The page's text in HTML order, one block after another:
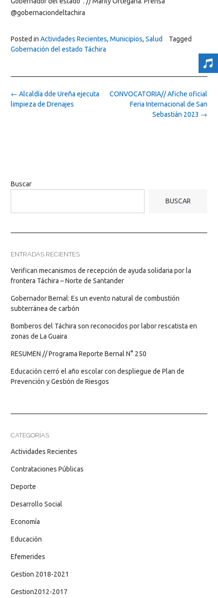
@gobernaciondeltachira
Posted in Actividades Recientes, Municipios, Salud
Tagged
Gobernación del estado Táchira
Post
navigation
CONVOCATORIA// Afiche oficial
Feria Internacional de San
Sebastián 2023 →
← Alcaldía dde Ureña ejecuta
limpieza de Drenajes
Buscar
BUSCAR
ENTRADAS RECIENTES
Verifican mecanismos de recepción de ayuda solidaria por la
frontera Táchira – Norte de Santander
Gobernador Bernal: Es un evento natural de combustión
subterránea de carbón
Bomberos del Táchira son reconocidos por labor rescatista en
zonas de La Guaira
RESUMEN // Programa Reporte Bernal N° 250
Educación cerró el año escolar con despliegue de Plan de
Prevención y Gestión de Riesgos
CATEGORÍAS
Actividades Recientes
Contrataciones Públicas
Deporte
Desarrollo Social
Economía
Educación
Efemerides
Gestion 2018-2021
Gestion2012-2017